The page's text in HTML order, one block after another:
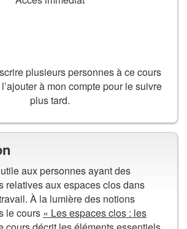
plusieurs personnes à ce cours
à mon compte pour le suivre
plus tard.
aux personnes ayant des
relatives aux espaces clos dans
À la lumière des notions
le cours « Les espaces clos : les